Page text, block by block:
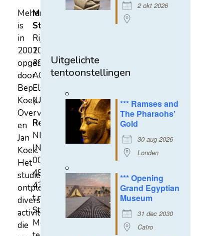
2 okt 2026
Uitgelichte
tentoonstellingen
*** Ramses and
The Pharaohs'
Gold
30 aug 2026
Londen
*** Opening
Grand Egyptian
Museum
31 dec 2030
Caïro
Mehen
is
in
2002
opgericht
door
Bep
Koek-
Overvest
en
Jan
Koek.
Het
studiecentrum
ontplooit
diverse
activiteiten
die
Mehen
Studiecentrum
Rijksstraatweg
107A
3921
AC
Elst
(U)
Rekeningnummer
NL31
INGB
0007
4852
43
t.n.v.
Stichting
Mehen